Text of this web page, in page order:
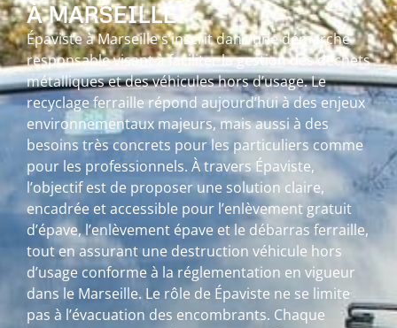
À MARSEILLE
Épaviste à Marseille s’inscrit dans une démarche
responsable visant à faciliter la gestion des déchets
métalliques et des véhicules hors d’usage. Le
recyclage ferraille répond aujourd’hui à des enjeux
environnementaux majeurs, mais aussi à des
besoins très concrets pour les particuliers comme
pour les professionnels. À travers Épaviste,
l’objectif est de proposer une solution claire,
encadrée et accessible pour l’enlèvement gratuit
d’épave, l’enlèvement épave et le débarras ferraille,
tout en assurant une destruction véhicule hors
d’usage conforme à la réglementation en vigueur
dans le Marseille. Le rôle de Épaviste ne se limite
pas à l’évacuation des encombrants. Chaque